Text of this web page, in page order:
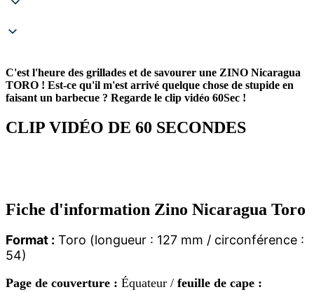
C'est l'heure des grillades et de savourer une ZINO Nicaragua
TORO ! Est-ce qu'il m'est arrivé quelque chose de stupide en
faisant un barbecue ? Regarde le clip vidéo 60Sec !
CLIP VIDÉO DE 60 SECONDES
Fiche d'information Zino Nicaragua Toro
Format : Toro (longueur : 127 mm / circonférence :
54)
Page de couverture : Équateur / feuille de cape :